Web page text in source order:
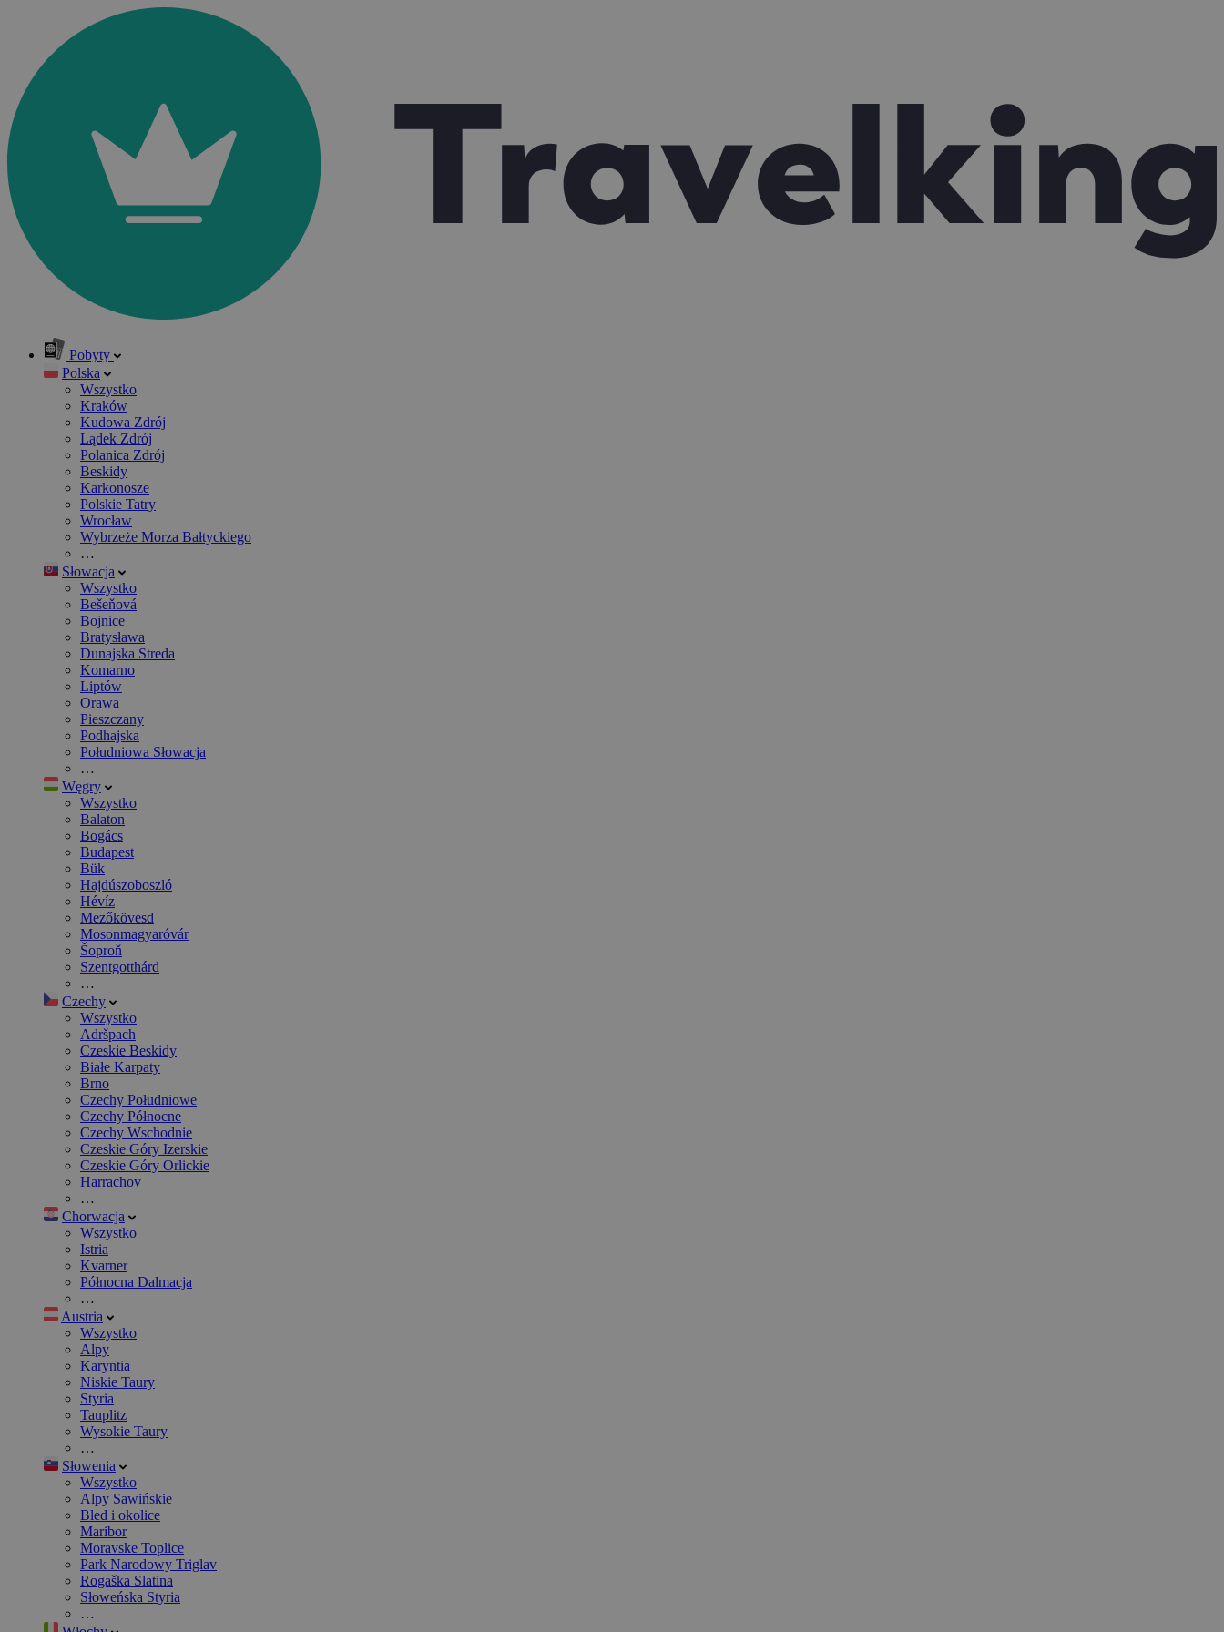
Pobyty
Polska
Wszystko
Kraków
Kudowa Zdrój
Lądek Zdrój
Polanica Zdrój
Beskidy
Karkonosze
Polskie Tatry
Wrocław
Wybrzeże Morza Bałtyckiego
…
Słowacja
Wszystko
Bešeňová
Bojnice
Bratysława
Dunajska Streda
Komarno
Liptów
Orawa
Pieszczany
Podhajska
Południowa Słowacja
…
Węgry
Wszystko
Balaton
Bogács
Budapest
Bük
Hajdúszoboszló
Hévíz
Mezőkövesd
Mosonmagyaróvár
Šoproň
Szentgotthárd
…
Czechy
Wszystko
Adršpach
Czeskie Beskidy
Białe Karpaty
Brno
Czechy Południowe
Czechy Północne
Czechy Wschodnie
Czeskie Góry Izerskie
Czeskie Góry Orlickie
Harrachov
…
Chorwacja
Wszystko
Istria
Kvarner
Północna Dalmacja
…
Austria
Wszystko
Alpy
Karyntia
Niskie Taury
Styria
Tauplitz
Wysokie Taury
…
Słowenia
Wszystko
Alpy Sawińskie
Bled i okolice
Maribor
Moravske Toplice
Park Narodowy Triglav
Rogaška Slatina
Słoweńska Styria
…